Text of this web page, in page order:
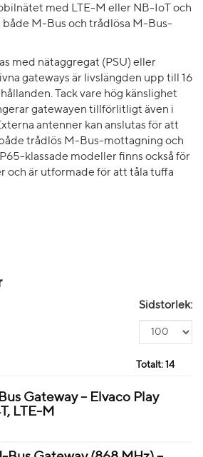
med LTE-M eller NB-IoT och
både M-Bus och trådlösa M-Bus-
med nätaggregat (PSU) eller
gateways är livslängden upp till 16
Tack vare hög känslighet
gatewayen tillförlitligt även i
antenner kan anslutas för att
trådlös M-Bus-mottagning och
klassade modeller finns också för
och är utformade för att tåla tuffa
Sidstorlek:
Totalt: 14
Gateway – Elvaco Play
LTE-M